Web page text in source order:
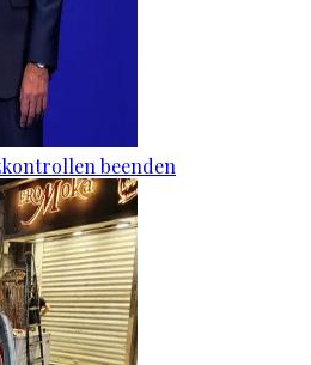
beenden